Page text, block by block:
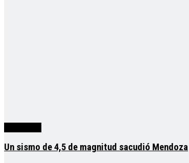
Un sismo de 4,5 de magnitud sacudió Mendoza